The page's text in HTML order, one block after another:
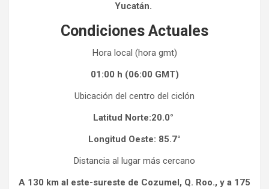
Yucatán.
Condiciones Actuales
Hora local (hora gmt)
01:00 h (06:00 GMT)
Ubicación del centro del ciclón
Latitud Norte:20.0°
Longitud Oeste: 85.7°
Distancia al lugar más cercano
A 130 km al este-sureste de Cozumel, Q. Roo., y a 175